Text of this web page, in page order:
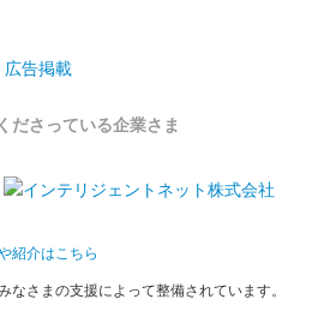
広告掲載
ださっている企業さま
紹介はこちら
さまの支援によって整備されています。